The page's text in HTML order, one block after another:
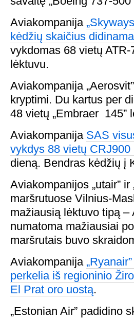
Aviakompanija
kėdžių skaičius
vykdomas 68 vietų ATR-
lėktuvu.
Aviakompanija
kryptimi. Du kartus per
48 vietų „Embraer 145”
Aviakompanija SAS
vykdys 88 vietų CRJ900
dieną. Bendras kėdžių į
Aviakompanijos „utair”
maršrutuose Vilnius-
mažiausią lėktuvo tipą –
numatoma mažiausiai
maršrutais buvo
Aviakompanija
perkelia iš regioninio
El Prat oro uostą.
„Estonian Air” padidino